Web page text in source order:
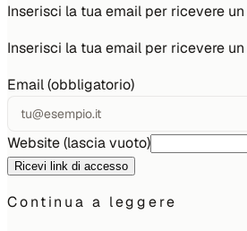
Inserisci la tua email per ricevere
Inserisci la tua email per ricevere
Email (obbligatorio)
Website (lascia vuoto)
Ricevi link di accesso
Continua a leggere